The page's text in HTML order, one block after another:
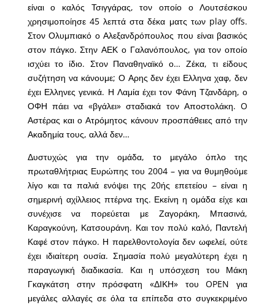
είναι ο καλός Τσιγγάρας, τον οποίο ο Λουτσέσκου
χρησιμοποίησε 45 λεπτά στα δέκα ματς των play offs.
Στον Ολυμπιακό ο Αλεξανδρόπουλος που είναι βασικός
στον πάγκο. Στην ΑΕΚ ο Γαλανόπουλος, για τον οποίο
ισχύει το ίδιο. Στον Παναθηναϊκό ο… Ζέκα, τι είδους
συζήτηση να κάνουμε; Ο Αρης δεν έχει Ελληνα χαφ, δεν
έχει Ελληνες γενικά. Η Λαμία έχει τον Φάνη Τζανδάρη, ο
ΟΦΗ πάει να «βγάλει» σταδιακά τον Αποστολάκη. O
Αστέρας και ο Ατρόμητος κάνουν προσπάθειες από την
Ακαδημία τους, αλλά δεν…
Δυστυχώς για την ομάδα, το μεγάλο όπλο της
πρωταθλήτριας Ευρώπης του 2004 – για να θυμηθούμε
λίγο και τα παλιά ενόψει της 20ής επετείου – είναι η
σημερινή αχίλλειος πτέρνα της. Εκείνη η ομάδα είχε και
συνέχισε να πορεύεται με Ζαγοράκη, Μπασινά,
Καραγκούνη, Κατσουράνη. Και τον πολύ καλό, Παντελή
Καφέ στον πάγκο. Η παρελθοντολογία δεν ωφελεί, ούτε
έχει ιδιαίτερη ουσία. Σημασία πολύ μεγαλύτερη έχει η
παραγωγική διαδικασία. Και η υπόσχεση του Μάκη
Γκαγκάτση στην πρόσφατη «ΔΙΚΗ» του OPEN για
μεγάλες αλλαγές σε όλα τα επίπεδα στο συγκεκριμένο